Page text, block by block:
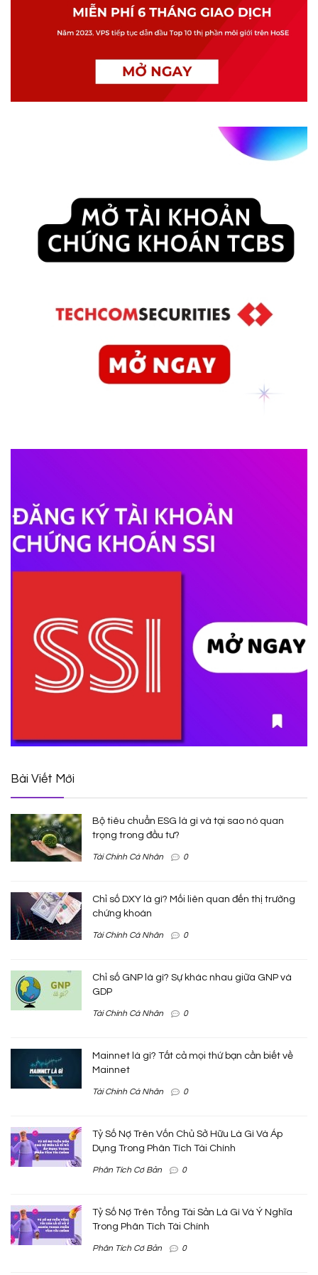
Bài Viết Mới
Bộ tiêu chuẩn ESG là gì và tại sao nó quan
trọng trong đầu tư?
Tài Chính Cá Nhân 0
Chỉ số DXY là gì? Mối liên quan đến thị trường
chứng khoán
Tài Chính Cá Nhân 0
Chỉ số GNP là gì? Sự khác nhau giữa GNP và
GDP
Tài Chính Cá Nhân 0
Mainnet là gì? Tất cả mọi thứ bạn cần biết về
Mainnet
Tài Chính Cá Nhân 0
Tỷ Số Nợ Trên Vốn Chủ Sở Hữu Là Gì Và Áp
Dụng Trong Phân Tích Tài Chính
Phân Tích Cơ Bản 0
Tỷ Số Nợ Trên Tổng Tài Sản Là Gì Và Ý Nghĩa
Trong Phân Tích Tài Chính
Phân Tích Cơ Bản 0